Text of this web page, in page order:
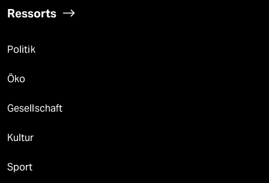
Ressorts
Politik
Öko
Gesellschaft
Kultur
Sport